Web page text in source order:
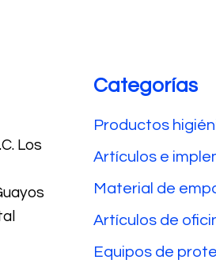
Los
Categorías
Productos
Artículos e
Material de
Artículos de
Equipos de